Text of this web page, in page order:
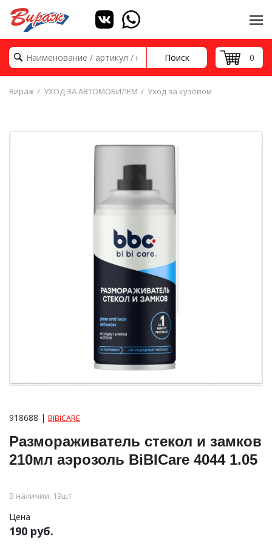
Поиск 0
Вираж УХОД ЗА АВТОМОБИЛЕМ Уход за кузовом
918688 | BIBICARE
Размораживатель стекол и замков
210мл аэрозоль BiBICare 4044 1.05
В наличии: 19шт
Цена
190 руб.